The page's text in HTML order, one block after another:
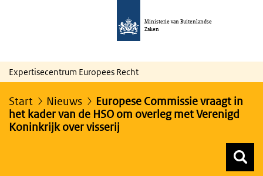
Ministerie van Buitenlandse
Zaken
Expertisecentrum Europees Recht
Start Nieuws
Europese Commissie vraagt in
het kader van de HSO om overleg met Verenigd
Koninkrijk over visserij